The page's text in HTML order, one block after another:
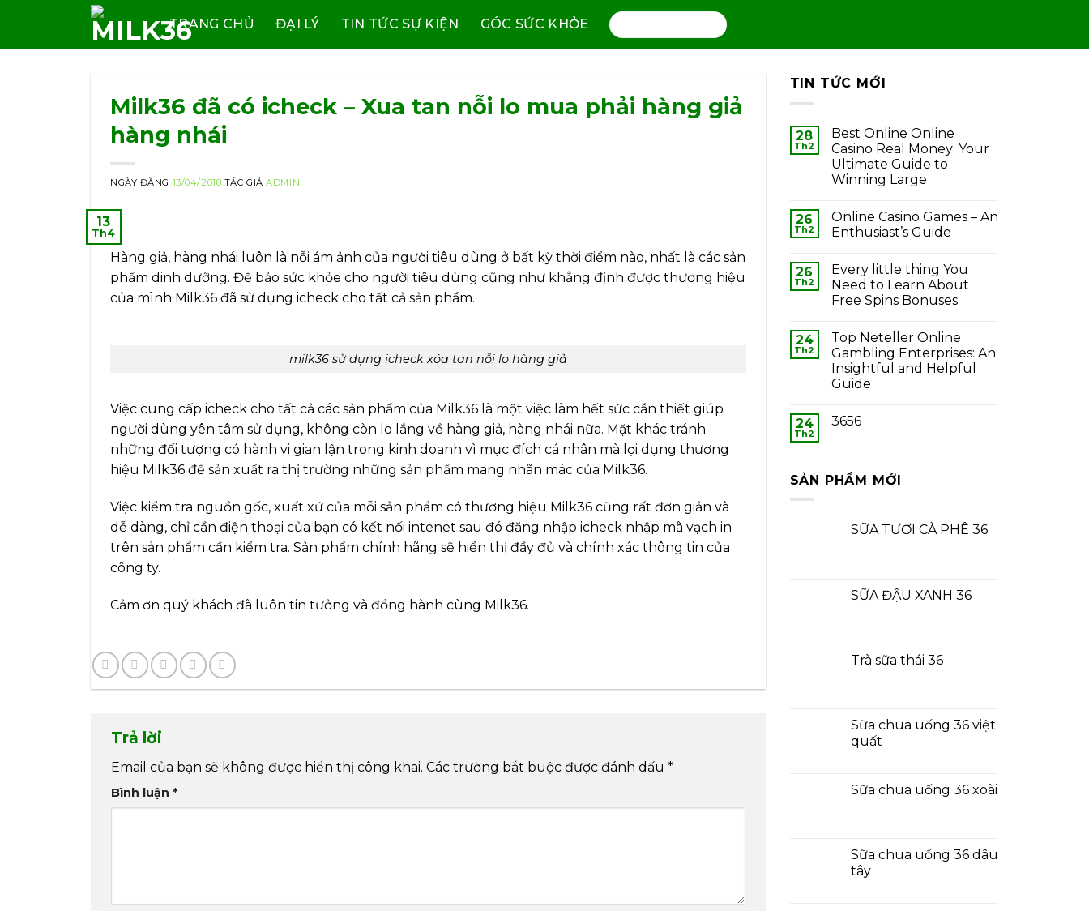
content
TRANG CHỦ ĐẠI LÝ TIN TỨC SỰ KIỆN GÓC SỨC KHỎE
Milk36 đã có icheck – Xua tan nỗi lo mua phải hàng giả
hàng nhái
NGÀY ĐĂNG 13/04/2018 TÁC GIẢADMIN
13
Th4
Hàng giả, hàng nhái luôn là nỗi ám ảnh của người tiêu dùng ở bất kỳ thời điểm nào, nhất là các sản
phẩm dinh dưỡng. Để bảo sức khỏe cho người tiêu dùng cũng như khẳng định được thương hiệu
của mình Milk36 đã sử dụng icheck cho tất cả sản phẩm.
milk36 sử dụng icheck xóa tan nỗi lo hàng giả
Việc cung cấp icheck cho tất cả các sản phẩm của Milk36 là một việc làm hết sức cần thiết giúp
người dùng yên tâm sử dụng, không còn lo lắng về hàng giả, hàng nhái nữa. Mặt khác tránh
những đối tượng có hành vi gian lận trong kinh doanh vì mục đích cá nhân mà lợi dụng thương
hiệu Milk36 để sản xuất ra thị trường những sản phẩm mang nhãn mác của Milk36.
Việc kiểm tra nguồn gốc, xuất xứ của mỗi sản phẩm có thương hiệu Milk36 cũng rất đơn giản và
dễ dàng, chỉ cần điện thoại của bạn có kết nối intenet sau đó đăng nhập icheck nhập mã vạch in
trên sản phẩm cần kiểm tra. Sản phẩm chính hãng sẽ hiển thị đầy đủ và chính xác thông tin của
công ty.
Cảm ơn quý khách đã luôn tin tưởng và đồng hành cùng Milk36.
Trả lời
Email của bạn sẽ không được hiển thị công khai. Các trường bắt buộc được đánh dấu *
Bình luận *
TIN TỨC MỚI
28
Th2
Best Online Online
Casino Real Money: Your
Ultimate Guide to
Winning Large
26
Th2
Online Casino Games – An
Enthusiast’s Guide
26
Th2
Every little thing You
Need to Learn About
Free Spins Bonuses
24
Th2
Top Neteller Online
Gambling Enterprises: An
Insightful and Helpful
Guide
24
Th2
3656
SẢN PHẨM MỚI
SỮA TƯƠI CÀ PHÊ 36
SỮA ĐẬU XANH 36
Trà sữa thái 36
Sữa chua uống 36 việt
quất
Sữa chua uống 36 xoài
Sữa chua uống 36 dâu
tây